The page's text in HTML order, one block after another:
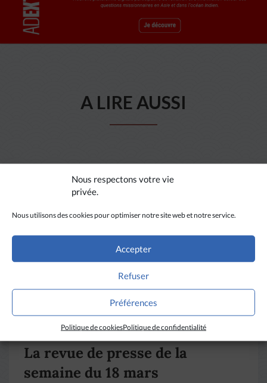
Nous respectons votre vie
privée.
Nous utilisons des cookies pour optimiser notre site web et notre service.
Accepter
Refuser
Préférences
Politique de cookiesPolitique de confidentialité
A LIRE AUSSI
DIVERS HORIZONS
La revue de presse de la
semaine du 18 mars